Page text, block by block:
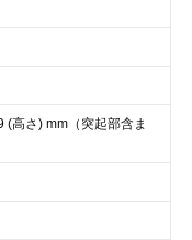
高さ) mm（突起部含ま